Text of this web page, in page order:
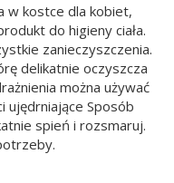
w kostce dla kobiet,
do higieny ciała.
zanieczyszczenia.
delikatnie oczyszcza
można używać
ujędrniające Sposób
spień i rozsmaruj.